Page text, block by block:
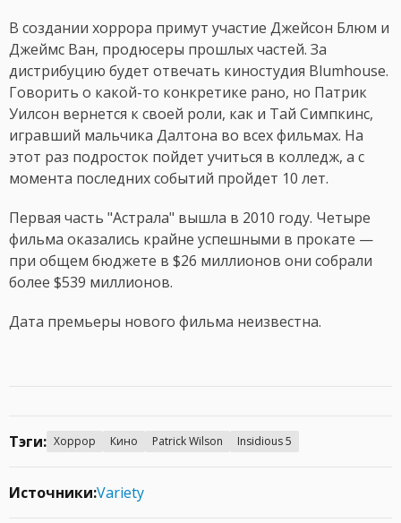
В создании хоррора примут участие Джейсон Блюм и
Джеймс Ван, продюсеры прошлых частей. За
дистрибуцию будет отвечать киностудия Blumhouse.
Говорить о какой-то конкретике рано, но Патрик
Уилсон вернется к своей роли, как и Тай Симпкинс,
игравший мальчика Далтона во всех фильмах. На
этот раз подросток пойдет учиться в колледж, а с
момента последних событий пройдет 10 лет.
Первая часть "Астрала" вышла в 2010 году. Четыре
фильма оказались крайне успешными в прокате —
при общем бюджете в $26 миллионов они собрали
более $539 миллионов.
Дата премьеры нового фильма неизвестна.
Тэги: Хоррор Кино Patrick Wilson Insidious 5
Источники:Variety